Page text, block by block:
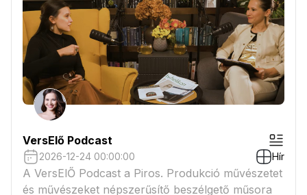
VersElő Podcast
2026-12-24 00:00:00 Hír
A VersElŐ Podcast a Piros. Produkció művészetet
és művészeket népszerűsítő beszélgető műsora